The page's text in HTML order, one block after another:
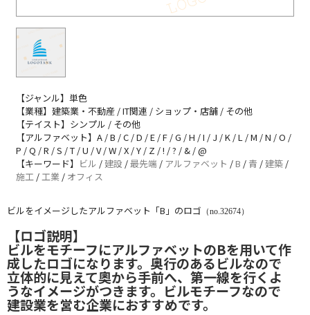
【ジャンル】単色
【業種】建築業・不動産 / IT関連 / ショップ・店舗 / その他
【テイスト】シンプル / その他
【アルファベット】A / B / C / D / E / F / G / H / I / J / K / L / M / N / O /
P / Q / R / S / T / U / V / W / X / Y / Z / ! / ? / & / @
【キーワード】 ビル /建設 /最先端 / アルファベット /B / 青 /建築 /
施工 /工業 / オフィス
ビルをイメージしたアルファベット「B」のロゴ （no.32674）
【ロゴ説明】
ビルをモチーフにアルファベットのBを用いて作
成したロゴになります。奥行のあるビルなので
立体的に見えて奧から手前へ、第一線を行くよ
うなイメージがつきます。ビルモチーフなので
建設業を営む企業におすすめです。